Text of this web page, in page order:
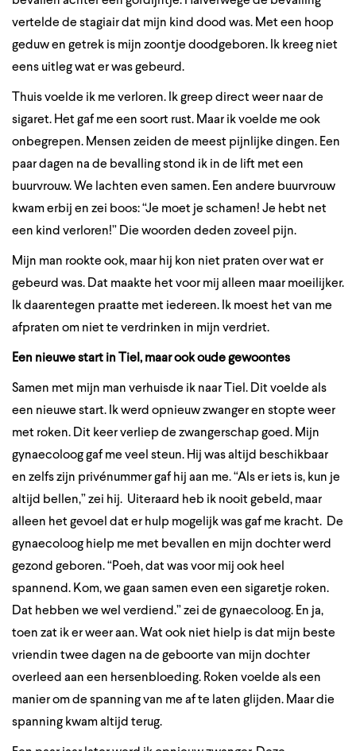
vertelde de stagiair dat mijn kind dood was. Met een hoop
geduw en getrek is mijn zoontje doodgeboren. Ik kreeg niet
eens uitleg wat er was gebeurd.
Thuis voelde ik me verloren. Ik greep direct weer naar de
sigaret. Het gaf me een soort rust. Maar ik voelde me ook
onbegrepen. Mensen zeiden de meest pijnlijke dingen. Een
paar dagen na de bevalling stond ik in de lift met een
buurvrouw. We lachten even samen. Een andere buurvrouw
kwam erbij en zei boos: “Je moet je schamen! Je hebt net
een kind verloren!” Die woorden deden zoveel pijn.
Mijn man rookte ook, maar hij kon niet praten over wat er
gebeurd was. Dat maakte het voor mij alleen maar moeilijker.
Ik daarentegen praatte met iedereen. Ik moest het van me
afpraten om niet te verdrinken in mijn verdriet.
Een nieuwe start in Tiel, maar ook oude gewoontes
Samen met mijn man verhuisde ik naar Tiel. Dit voelde als
een nieuwe start. Ik werd opnieuw zwanger en stopte weer
met roken. Dit keer verliep de zwangerschap goed. Mijn
gynaecoloog gaf me veel steun. Hij was altijd beschikbaar
en zelfs zijn privénummer gaf hij aan me. “Als er iets is, kun je
altijd bellen,” zei hij. Uiteraard heb ik nooit gebeld, maar
alleen het gevoel dat er hulp mogelijk was gaf me kracht. De
gynaecoloog hielp me met bevallen en mijn dochter werd
gezond geboren. “Poeh, dat was voor mij ook heel
spannend. Kom, we gaan samen even een sigaretje roken.
Dat hebben we wel verdiend.” zei de gynaecoloog. En ja,
toen zat ik er weer aan. Wat ook niet hielp is dat mijn beste
vriendin twee dagen na de geboorte van mijn dochter
overleed aan een hersenbloeding. Roken voelde als een
manier om de spanning van me af te laten glijden. Maar die
spanning kwam altijd terug.